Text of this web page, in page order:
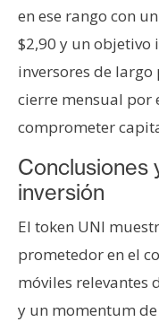
en ese rango con
$2,90 y un objetivo
inversores de
cierre mensual por
comprometer
Conclusiones
inversión
El token UNI
prometedor en el
móviles relevantes
y un momentum